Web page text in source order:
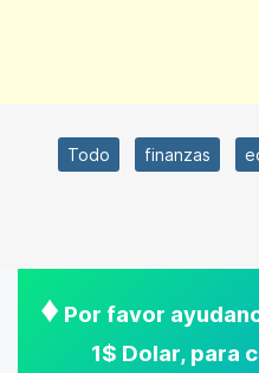
Todo finanzas
♦ Por favor
1$ Dolar, para